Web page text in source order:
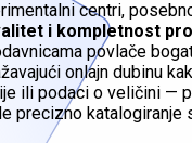
centri,
i kompletnost
povlače
onlajn dubinu
ili podaci o veličini —
precizno katalogiranje